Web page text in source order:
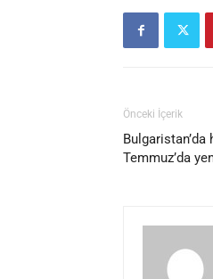
Önceki İçerik
Bulgaristan’da
Temmuz’da